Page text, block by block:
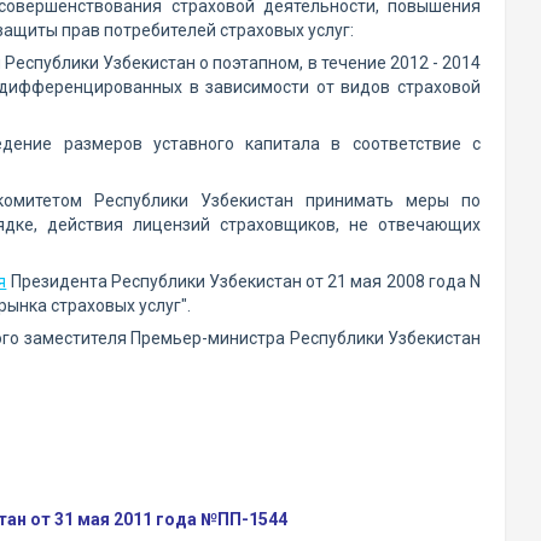
страховой деятельности, повышения
прав потребителей страховых услуг:
Узбекистан о поэтапном, в течение 2012 - 2014
в зависимости от видов страховой
размеров уставного капитала в соответствие с
Республики Узбекистан принимать меры по
действия лицензий страховщиков, не отвечающих
Президента Республики Узбекистан от 21 мая 2008 года N
страховых услуг".
заместителя Премьер-министра Республики Узбекистан
от 31 мая 2011 года №ПП-1544